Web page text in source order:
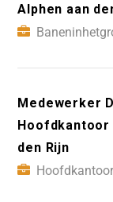
Alphen aan
Medewerker
Hoofdkantoor
den Rijn